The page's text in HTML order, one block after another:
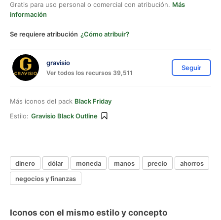
Gratis para uso personal o comercial con atribución. Más
información
Se requiere atribución ¿Cómo atribuir?
gravisio
Ver todos los recursos 39,511
Seguir
Más iconos del pack Black Friday
Estilo: Gravisio Black Outline
dinero dólar moneda manos precio
ahorros
negocios y finanzas
Iconos con el mismo estilo y concepto